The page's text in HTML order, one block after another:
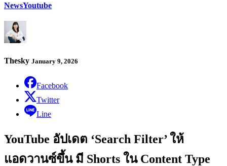
NewsYoutube
Thesky January 9, 2026
Facebook
Twitter
Line
YouTube อัปเดต ‘Search Filter’ ให้
แอดวานซ์ขึ้น มี Shorts ใน Content Type